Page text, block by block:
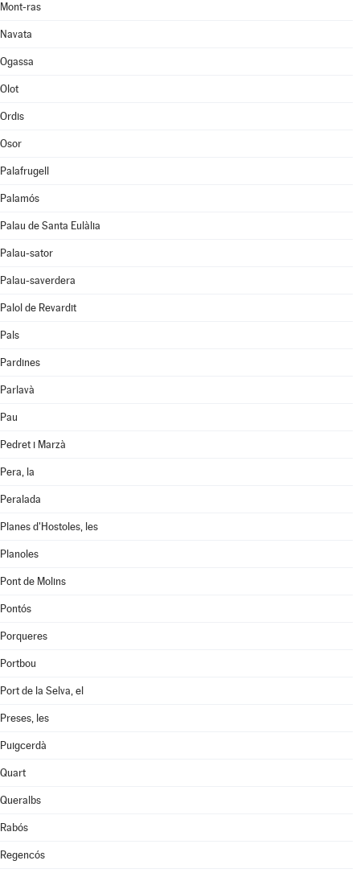
Mont-ras
Navata
Ogassa
Olot
Ordis
Osor
Palafrugell
Palamós
Palau de Santa Eulàlia
Palau-sator
Palau-saverdera
Palol de Revardit
Pals
Pardines
Parlavà
Pau
Pedret i Marzà
Pera, la
Peralada
Planes d'Hostoles, les
Planoles
Pont de Molins
Pontós
Porqueres
Portbou
Port de la Selva, el
Preses, les
Puigcerdà
Quart
Queralbs
Rabós
Regencós